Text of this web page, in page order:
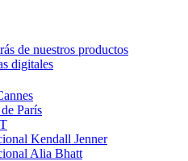
de nuestros productos
digitales
París
Kendall Jenner
Alia Bhatt